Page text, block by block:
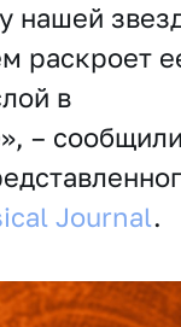
нашей
раскроет
в
–
Journal.